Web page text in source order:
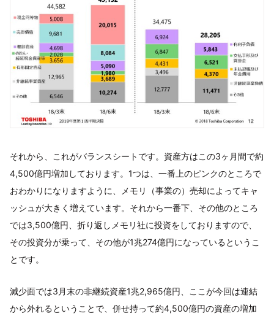
それから、これがバランスシートです。資産方はこの3ヶ月間で約
4,500億円増加しております。1つは、一番上のピンクのところで
おわかりになりますように、メモリ（事業の）売却によってキャ
ッシュが大きく増えています。それから一番下、その他のところ
では3,500億円、折り返しメモリ社に投資をしておりますので、
その投資分が乗って、その他が1兆274億円になっているというこ
とです。
減少面では3月末の非継続資産1兆2,965億円、ここが今回は連結
から外れるということで、併せ持って約4,500億円の資産の増加